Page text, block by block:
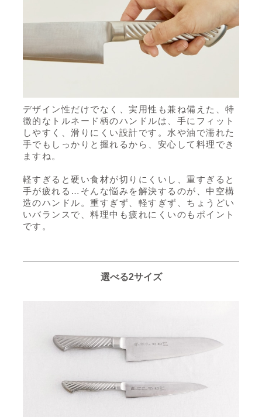
デザイン性だけでなく、実用性も兼ね備えた、特
徴的なトルネード柄のハンドルは、手にフィット
しやすく、滑りにくい設計です。水や油で濡れた
手でもしっかりと握れるから、安心して料理でき
ますね。
軽すぎると硬い食材が切りにくいし、重すぎると
手が疲れる…そんな悩みを解決するのが、中空構
造のハンドル。重すぎず、軽すぎず、ちょうどい
いバランスで、料理中も疲れにくいのもポイント
です。
選べる2サイズ